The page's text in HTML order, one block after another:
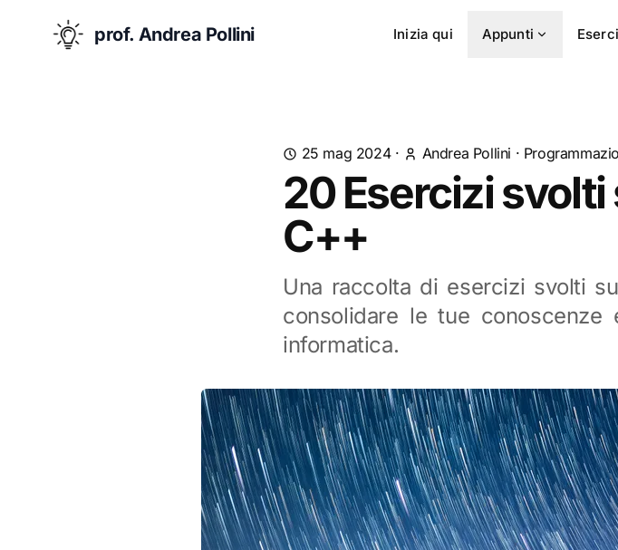
prof. Andrea Pollini Inizia qui Appunti
25 mag 2024· Andrea Pollini ·
20 Esercizi
C++
Una raccolta di esercizi svolti
consolidare le tue
informatica.